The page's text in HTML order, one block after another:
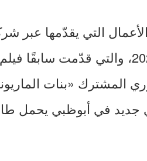
التي يقدّمها عبر
والتوزيع الفني التي أسسها عام 2020،
المشترك «بنات
جديد في أبوظبي يحمل